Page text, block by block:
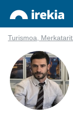
Turismoa,